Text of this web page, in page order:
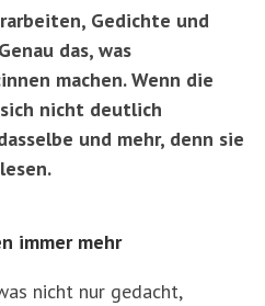
Gedichte und
das, was
machen. Wenn die
nicht deutlich
und mehr, denn sie
immer mehr
nicht nur gedacht,